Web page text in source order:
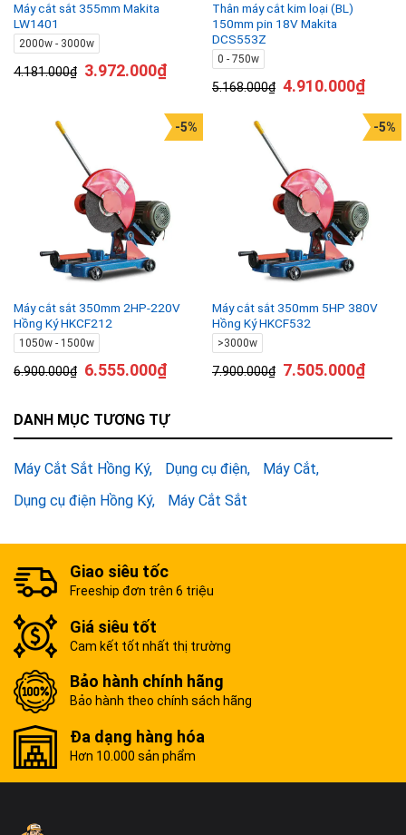
Máy cắt sắt 355mm Makita
LW1401
2000w - 3000w
4.181.000₫ 3.972.000₫
Thân máy cắt kim loại (BL)
150mm pin 18V Makita
DCS553Z
0 - 750w
5.168.000₫ 4.910.000₫
Máy cắt sắt 350mm 2HP-220V
Hồng Ký HKCF212
1050w - 1500w
6.900.000₫
-5%
6.555.000₫
Máy cắt sắt 350mm 5HP 380V
Hồng Ký HKCF532
>3000w
7.900.000₫
-5%
7.505.000₫
DANH MỤC TƯƠNG TỰ
Máy Cắt Sắt Hồng Ký Dụng cụ điện
Máy Cắt
Dụng cụ điện Hồng Ký
Máy Cắt Sắt
Giao siêu tốc
Freeship đơn trên 6 triệu
Giá siêu tốt
Cam kết tốt nhất thị trường
Bảo hành chính hãng
Bảo hành theo chính sách hãng
Đa dạng hàng hóa
Hơn 10.000 sản phẩm